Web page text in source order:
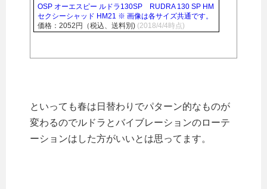
OSP オーエスピー ルドラ130SP RUDRA 130 SP HM
セクシーシャッド HM21 ※ 画像は各サイズ共通です。
価格：2052円（税込、送料別) (2018/4/4時点)
といっても春は日替わりでパターン的なものが
変わるのでルドラとバイブレーションのローテ
ーションはした方がいいとは思ってます。